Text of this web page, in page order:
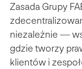
Zasada Grupy
niezależnie —
gdzie tworzy
klientów i